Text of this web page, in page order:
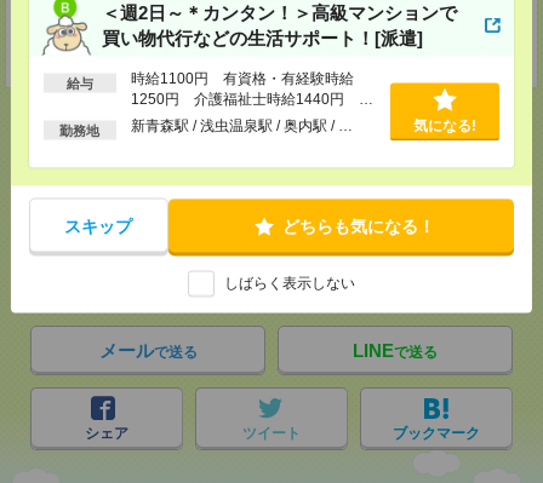
＜週2日～＊カンタン！＞高級マンションで
買い物代行などの生活サポート！[派遣]
給与
時給1100円 有資格・有経験時給
1250円 介護福祉士時給1440円 ■
日払いOK（規定あり）※即日払い不
勤務地 新青森駅 / 浅虫温泉駅 / 奥内駅 / … 気になる!
スキップ どちらも気になる！
しばらく表示しない
登録交通費
★今ならご来社登録でQUOカード2000円分をプレゼント中★
応募ページへ
気になる！
メールで送る LINEで送る
シェア ツイート ブックマーク